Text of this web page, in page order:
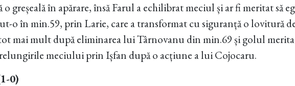
greșeală în apărare, însă Farul a echilibrat meciul și ar fi meritat să
o în min.59, prin Larie, care a transformat cu siguranță o lovitură
mai mult după eliminarea lui Târnovanu din min.69 și golul
meciului prin Ișfan după o acțiune a lui Cojocaru.
0)